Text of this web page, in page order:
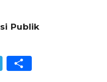
Publik
Telegram